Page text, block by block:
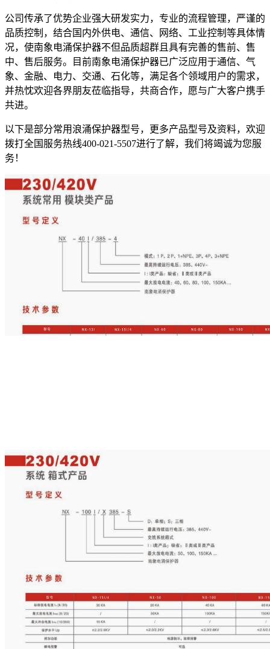
公司传承了优势企业强大研发实力，专业的流程管理，严谨的
品质控制，结合国内外供电、通信、网络、工业控制等具体情
况，使南象电涌保护器不但品质超群且具有完善的售前、售
中、售后服务。目前南象电涌保护器已广泛应用于通信、气
象、金融、电力、交通、石化等，满足各个领域用户的需求，
并热忱欢迎各界朋友莅临指导，共商合作，愿与广大客户携手
共进。
以下是部分常用浪涌保护器型号，更多产品型号及资料，欢迎
拨打全国服务热线400-021-5507进行了解，我们将竭诚为您服
务！